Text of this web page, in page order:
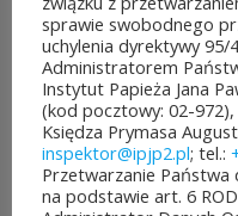
POZOSTAŁE
sprawie swobodnego
uchylenia dyrektywy 95/
Administratorem
Instytut Papieża Jana
(kod pocztowy: 02-
Księdza Prymasa
inspektor@ipjp2.pl; tel.:
Przetwarzanie Państwa
na podstawie art. 6